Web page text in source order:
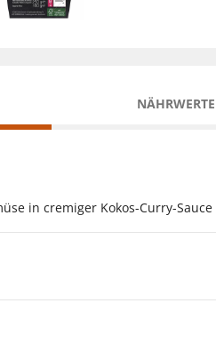
NÄHRWERTE
in cremiger Kokos-Curry-